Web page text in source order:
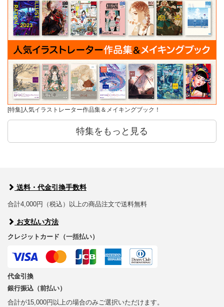
[特集]人気イラストレーター作品集＆メイキングブック！
特集をもっと見る
送料・代金引換手数料
合計4,000円（税込）以上の商品注文で送料無料
お支払い方法
クレジットカード（一括払い）
代金引換
銀行振込（前払い）
合計が15,000円以上の場合のみご選択いただけます。